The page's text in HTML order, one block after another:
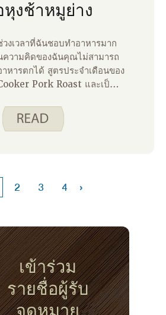
งช้าหมูย่าง
งเวลาที่ฉันชอบทําอาหารมาก
วามคิดของฉันคุณไม่สามารถ
าหารตกได้ สูตรประจําเดือนของ
Pork Roast และเป็นผู้
2 3 4 ›
เข้าร่วม
รายชื่อผู้รับ